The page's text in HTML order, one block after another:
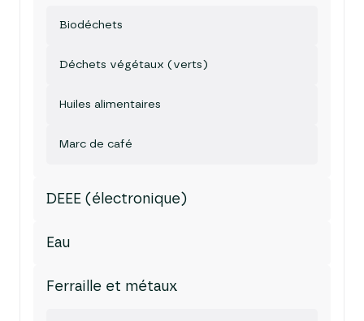
Biodéchets
Déchets végétaux (verts)
Huiles alimentaires
Marc de café
DEEE (électronique)
Eau
Ferraille et métaux